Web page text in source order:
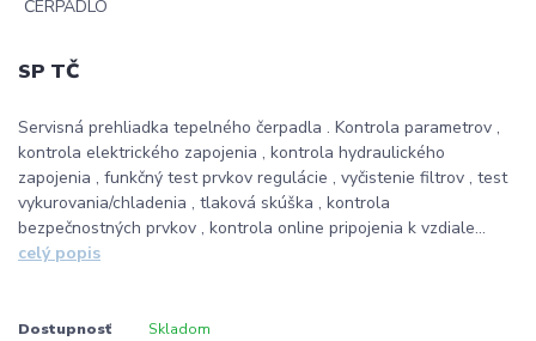
SP TČ
Servisná prehliadka tepelného čerpadla . Kontrola parametrov ,
kontrola elektrického zapojenia , kontrola hydraulického
zapojenia , funkčný test prvkov regulácie , vyčistenie filtrov , test
vykurovania/chladenia , tlaková skúška , kontrola
bezpečnostných prvkov , kontrola online pripojenia k vzdiale...
celý popis
Dostupnosť Skladom